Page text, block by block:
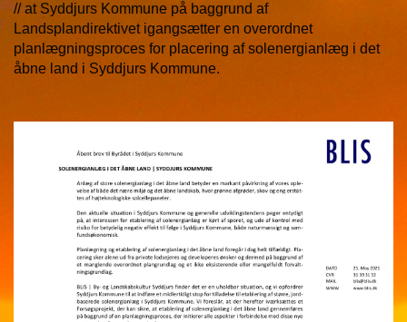
// at Syddjurs Kommune på baggrund af
Landsplandirektivet igangsætter en overordnet
planlægningsproces for placering af solenergianlæg i det
åbne land i Syddjurs Kommune.